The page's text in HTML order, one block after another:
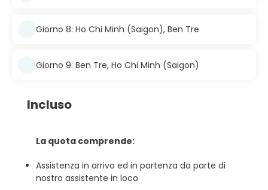
Giorno 8: Ho Chi Minh (Saigon), Ben Tre
Giorno 9: Ben Tre, Ho Chi Minh (Saigon)
Incluso
La quota comprende:
Assistenza in arrivo ed in partenza da parte di
nostro assistente in loco